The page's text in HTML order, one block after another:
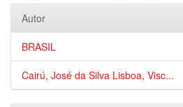
Autor
BRASIL
Cairú, José da Silva Lisboa, Visc...